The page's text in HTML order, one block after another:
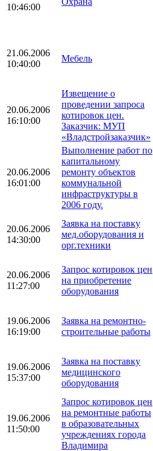
10:46:00
21.06.2006
10:40:00
Мебель
20.06.2006
16:10:00
Извещение о
проведении запроса
котировок цен.
Заказчик: МУП
«Владстройзаказчик»
20.06.2006
16:01:00
Выполнение работ по
капитальному
ремонту объектов
коммунальной
инфраструктуры в
2006 году.
20.06.2006
14:30:00
Заявка на поставку
мед.оборудования и
орг.техники
20.06.2006
11:27:00
Запрос котировок цен
на приобретение
оборудования
19.06.2006
16:19:00
Заявка на ремонтно-
строительные работы
19.06.2006
15:37:00
Заявка на поставку
медицинского
оборудования
19.06.2006
11:50:00
Запрос котировок цен
на ремонтные работы
в образовательных
учреждениях города
Владимира